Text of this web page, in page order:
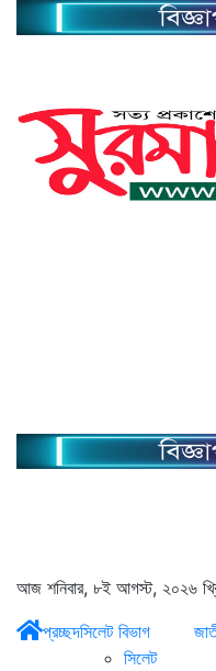
আজ শনিবার, ৮ই আগস্ট, ২০২৬
প্রচ্ছদসিলেট বিভাগ
সিলেট